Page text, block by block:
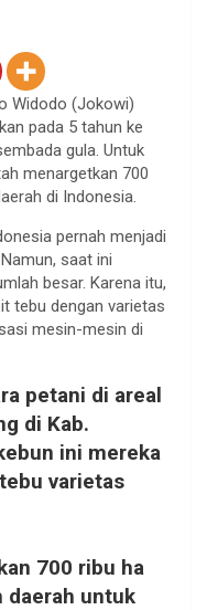
Widodo (Jokowi)
pada 5 tahun ke
gula. Untuk
menargetkan 700
di Indonesia.
pernah menjadi
saat ini
besar. Karena itu,
tebu dengan varietas
mesin-mesin di
petani di areal
di Kab.
ini mereka
varietas
700 ribu ha
daerah untuk